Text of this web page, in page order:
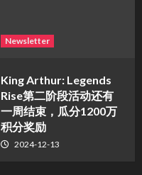
Newsletter
King Arthur: Legends
Rise第二阶段活动还有
一周结束，瓜分1200万
积分奖励
2024-12-13